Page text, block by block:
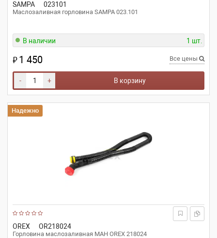
SAMPA 023101
Маслозаливная горловина SAMPA 023.101
В наличии 1 шт.
₽1 450 Все цены
- + В корзину
OREX OR218024
Горловина маслозаливная МАН OREX 218024
Надежно